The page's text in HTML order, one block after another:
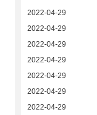
2022-04-29
2022-04-29
2022-04-29
2022-04-29
2022-04-29
2022-04-29
2022-04-29